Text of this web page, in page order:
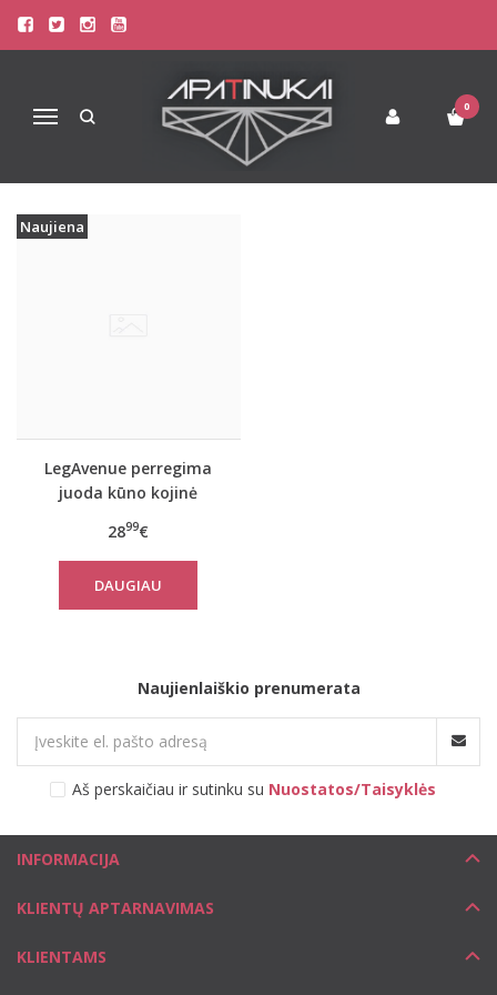
Navigacija
0
PREKIŲ PAIEŠKA - OPAQUE
Prekių paieška
Naujiena
LegAvenue perregima
juoda kūno kojinė
2899€
DAUGIAU
Naujienlaiškio prenumerata
Aš perskaičiau ir sutinku su Nuostatos/Taisyklės
INFORMACIJA
KLIENTŲ APTARNAVIMAS
KLIENTAMS